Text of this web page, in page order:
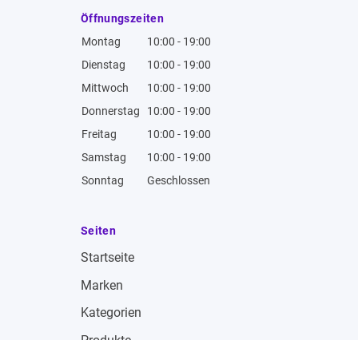
Öffnungszeiten
Montag
10:00 - 19:00
Dienstag
10:00 - 19:00
Mittwoch
10:00 - 19:00
Donnerstag
10:00 - 19:00
Freitag
10:00 - 19:00
Samstag
10:00 - 19:00
Sonntag
Geschlossen
Seiten
Startseite
Marken
Kategorien